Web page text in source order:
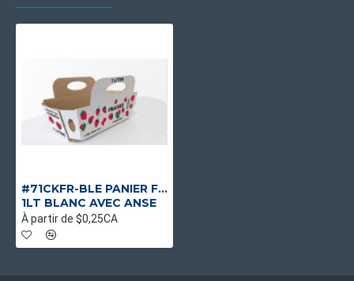
#71CKFR-BLE PANIER FRAISE QUÉBEC EXTÉRIEUR BLANC
1LT BLANC AVEC ANSE
À partir de $0,25CA